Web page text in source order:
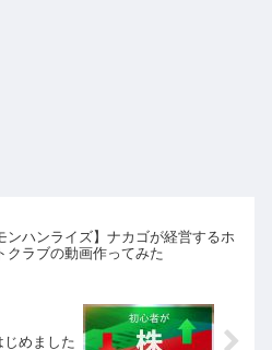
ンハンライズ】ナカゴが経営するホ
クラブの動画作ってみた
めました